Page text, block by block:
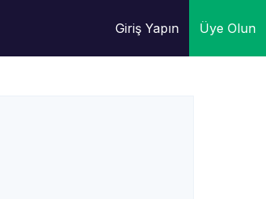
Giriş Yapın Üye Olun